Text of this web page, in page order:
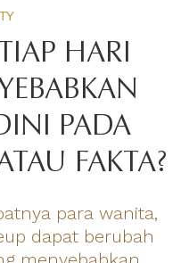
HARI
PADA
FAKTA?
para wanita,
dapat berubah